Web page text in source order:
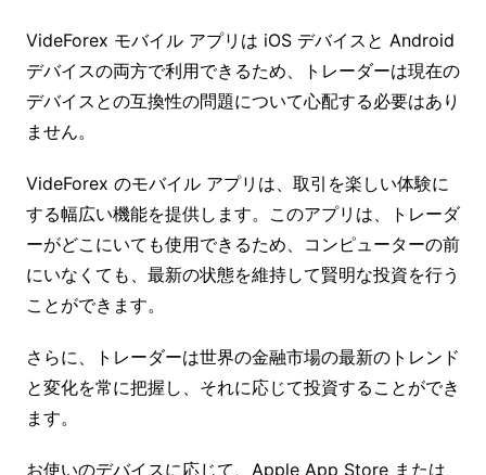
VideForex モバイル アプリは iOS デバイスと Android
デバイスの両方で利用できるため、トレーダーは現在の
デバイスとの互換性の問題について心配する必要はあり
ません。
VideForex のモバイル アプリは、取引を楽しい体験に
する幅広い機能を提供します。このアプリは、トレーダ
ーがどこにいても使用できるため、コンピューターの前
にいなくても、最新の状態を維持して賢明な投資を行う
ことができます。
さらに、トレーダーは世界の金融市場の最新のトレンド
と変化を常に把握し、それに応じて投資することができ
ます。
お使いのデバイスに応じて、Apple App Store または